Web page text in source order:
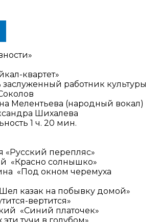
квартет»
работник культуры
Мелентьева (народный вокал)
Шихалева
1 ч. 20 мин.
«Русский перепляс»
«Красно солнышко»
«Под окном черемуха
казак на побывку домой»
вертится»
«Синий платочек»